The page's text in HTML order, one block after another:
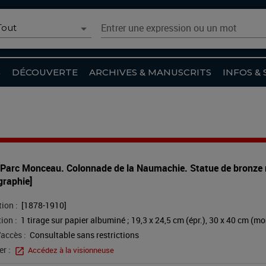
du scénario
Recherche simple
Tout
Article du site
Entrer une expression ou un mot
DÉCOUVERTE ARCHIVES & MANUSCRITS INFOS &
Monceau. Colonnade de la Naumachie. Statue de
: [1878-1910]
: 1 tirage sur papier albuminé ; 19,3 x 24,5 cm (épr.), 30 x 40 cm
: Consultable sans restrictions
:
Accédez à la visionneuse